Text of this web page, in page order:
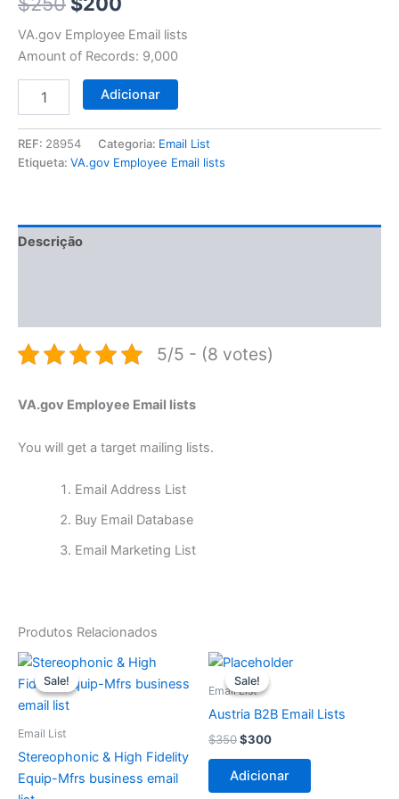
VA.gov Employee Email lists
Amount of Records: 9,000
Adicionar
REF: 28954 Categoria: Email List
Etiqueta: VA.gov Employee Email lists
Descrição
5/5 - (8 votes)
VA.gov Employee Email lists
You will get a target mailing lists.
Email Address List
Buy Email Database
Email Marketing List
Produtos Relacionados
Sale!
Sale!
Email List
Stereophonic & High Fidelity
Equip-Mfrs business email
O
preço
original
era:
O
preço
atual
Sale!
Sale!
Email List
Austria B2B Email Lists
$350
O
preço
original
$350.
$300
O
$300.
Adicionar